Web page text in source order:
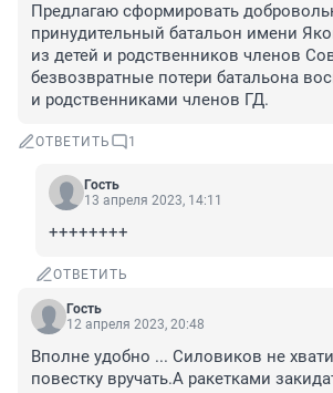
Предлагаю сформировать
принудительный батальон имени
из детей и родственников членов
безвозвратные потери батальона
и родственниками членов ГД.
ОТВЕТИТЬ 1
Гость
13 апреля 2023, 14:11
++++++++
ОТВЕТИТЬ
Гость
12 апреля 2023, 20:48
Вполне удобно ... Силовиков не
повестку вручать.А ракетками